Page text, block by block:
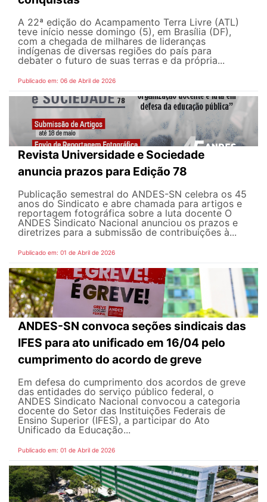
A 22ª edição do Acampamento Terra Livre (ATL)
teve início nesse domingo (5), em Brasília (DF),
com a chegada de milhares de lideranças
indígenas de diversas regiões do país para
debater o futuro de suas terras e da própria...
Publicado em: 06 de Abril de 2026
Revista Universidade e Sociedade
anuncia prazos para Edição 78
Publicação semestral do ANDES-SN celebra os 45
anos do Sindicato e abre chamada para artigos e
reportagem fotográfica sobre a luta docente O
ANDES Sindicato Nacional anunciou os prazos e
diretrizes para a submissão de contribuições à...
Publicado em: 01 de Abril de 2026
ANDES-SN convoca seções sindicais das
IFES para ato unificado em 16/04 pelo
cumprimento do acordo de greve
Em defesa do cumprimento dos acordos de greve
das entidades do serviço público federal, o
ANDES Sindicato Nacional convocou a categoria
docente do Setor das Instituições Federais de
Ensino Superior (IFES), a participar do Ato
Unificado da Educação...
Publicado em: 01 de Abril de 2026